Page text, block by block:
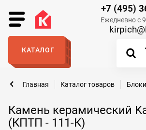
+7 (495)
Ежедневно с
КАТАЛОГ
Камень керамический
(КПТП - 111-К)
Главная Каталог товаров Блоки